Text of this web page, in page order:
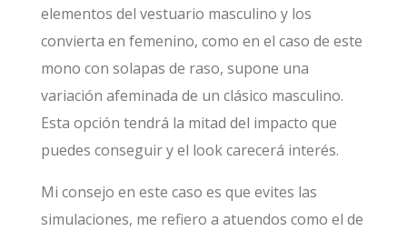
elementos del vestuario masculino y los
convierta en femenino, como en el caso de este
mono con solapas de raso, supone una
variación afeminada de un clásico masculino.
Esta opción tendrá la mitad del impacto que
puedes conseguir y el look carecerá interés.
Mi consejo en este caso es que evites las
simulaciones, me refiero a atuendos como el de